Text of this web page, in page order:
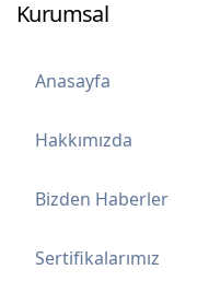
Kurumsal
Anasayfa
Hakkımızda
Bizden Haberler
Sertifikalarımız